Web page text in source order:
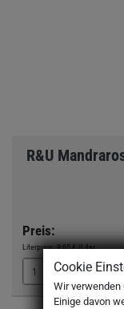
R&U
Preis:
Literpreis: 9,05 €/Liter
Cookie
Wir
Einige davon